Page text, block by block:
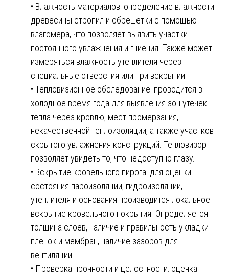
• Влажность материалов: определение влажности
древесины стропил и обрешетки с помощью
влагомера, что позволяет выявить участки
постоянного увлажнения и гниения. Также может
измеряться влажность утеплителя через
специальные отверстия или при вскрытии.
• Тепловизионное обследование: проводится в
холодное время года для выявления зон утечек
тепла через кровлю, мест промерзания,
некачественной теплоизоляции, а также участков
скрытого увлажнения конструкций. Тепловизор
позволяет увидеть то, что недоступно глазу.
• Вскрытие кровельного пирога: для оценки
состояния пароизоляции, гидроизоляции,
утеплителя и основания производится локальное
вскрытие кровельного покрытия. Определяется
толщина слоев, наличие и правильность укладки
пленок и мембран, наличие зазоров для
вентиляции.
• Проверка прочности и целостности: оценка